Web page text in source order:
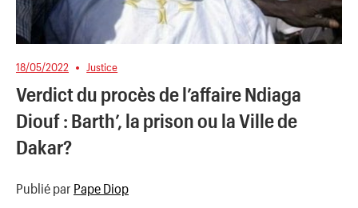
18/05/2022 Justice
Verdict du procès de l’affaire Ndiaga
Diouf : Barth’, la prison ou la Ville de
Dakar?
Publié par Pape Diop